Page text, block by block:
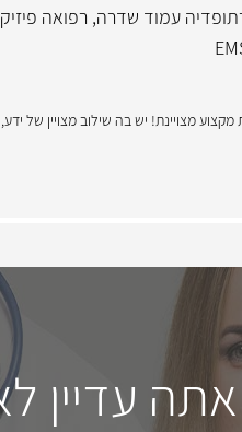
עמוד שדרה, רפואה
מצויינת! יש בה שילוב מצויין של
עדיין